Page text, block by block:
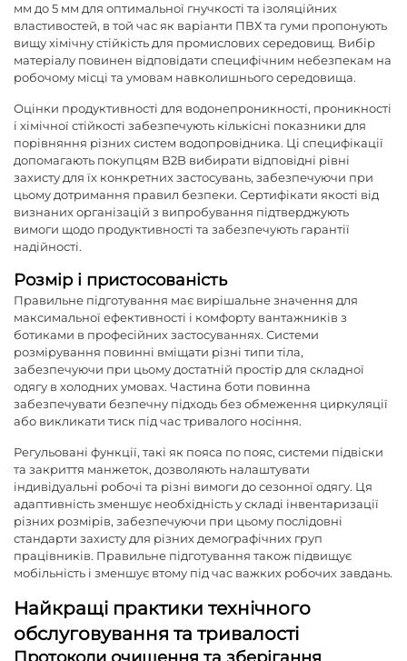
мм до 5 мм для оптимальної гнучкості та ізоляційних
властивостей, в той час як варіанти ПВХ та гуми пропонують
вищу хімічну стійкість для промислових середовищ. Вибір
матеріалу повинен відповідати специфічним небезпекам на
робочому місці та умовам навколишнього середовища.
Оцінки продуктивності для водонепроникності, проникності
і хімічної стійкості забезпечують кількісні показники для
порівняння різних систем водопровідника. Ці специфікації
допомагають покупцям B2B вибирати відповідні рівні
захисту для їх конкретних застосувань, забезпечуючи при
цьому дотримання правил безпеки. Сертифікати якості від
визнаних організацій з випробування підтверджують
вимоги щодо продуктивності та забезпечують гарантії
надійності.
Розмір і пристосованість
Правильне підготування має вирішальне значення для
максимальної ефективності і комфорту вантажників з
ботиками в професійних застосуваннях. Системи
розмірування повинні вміщати різні типи тіла,
забезпечуючи при цьому достатній простір для складної
одягу в холодних умовах. Частина боти повинна
забезпечувати безпечну підходь без обмеження циркуляції
або викликати тиск під час тривалого носіння.
Регульовані функції, такі як пояса по пояс, системи підвіски
та закриття манжеток, дозволяють налаштувати
індивідуальні робочі та різні вимоги до сезонної одягу. Ця
адаптивність зменшує необхідність у складі інвентаризації
різних розмірів, забезпечуючи при цьому послідовні
стандарти захисту для різних демографічних груп
працівників. Правильне підготування також підвищує
мобільність і зменшує втому під час важких робочих завдань.
Найкращі практики технічного
обслуговування та тривалості